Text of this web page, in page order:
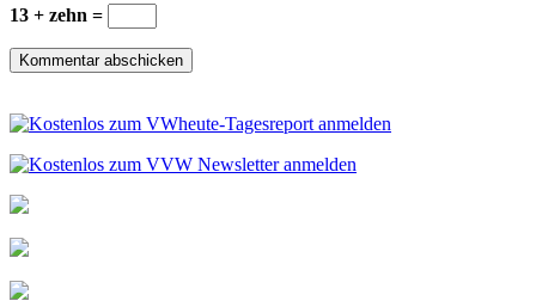
13 + zehn =